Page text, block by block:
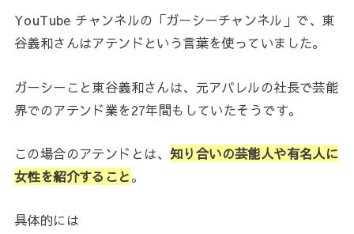
YouTube チャンネルの「ガーシーチャンネル」で、東
谷義和さんはアテンドという言葉を使っていました。
ガーシーこと東谷義和さんは、元アパレルの社長で芸能
界でのアテンド業を27年間もしていたそうです。
この場合のアテンドとは、 知り合いの芸能人や有名人に
女性を紹介すること。
具体的には